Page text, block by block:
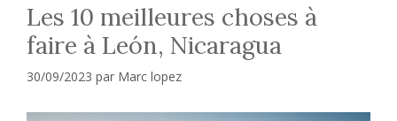
Les 10 meilleures choses à
faire à León, Nicaragua
30/09/2023 par Marc lopez